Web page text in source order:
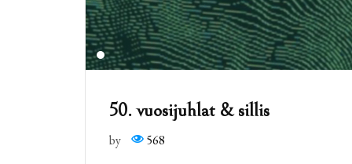
50. vuosijuhlat & sillis
by 568